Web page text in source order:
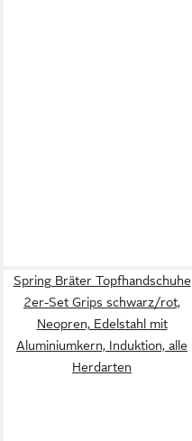
Spring Bräter Topfhandschuhe
2er-Set Grips schwarz/rot,
Neopren, Edelstahl mit
Aluminiumkern, Induktion, alle
Herdarten